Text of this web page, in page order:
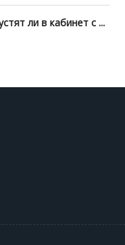
ли в кабинет с ...